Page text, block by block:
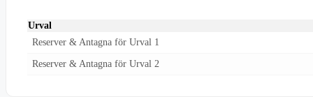
Urval
Reserver & Antagna för Urval 1
Reserver & Antagna för Urval 2